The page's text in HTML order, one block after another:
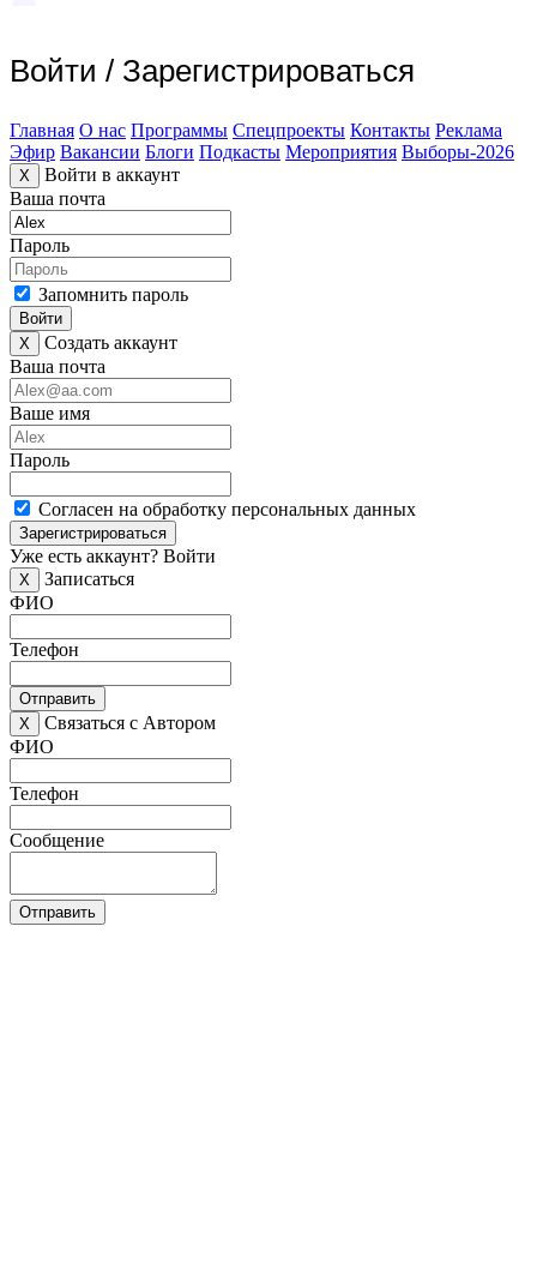
Войти / Зарегистрироваться
Главная О нас Программы Спецпроекты Контакты Реклама
Эфир Вакансии Блоги Подкасты Мероприятия Выборы-2026
X
Войти в аккаунт
Ваша почта
Пароль
Запомнить пароль
Войти
X
Создать аккаунт
Ваша почта
Ваше имя
Пароль
Согласен на обработку персональных данных
Зарегистрироваться
Уже есть аккаунт? Войти
X
Записаться
ФИО
Телефон
Отправить
X
Связаться с Автором
ФИО
Телефон
Сообщение
Отправить